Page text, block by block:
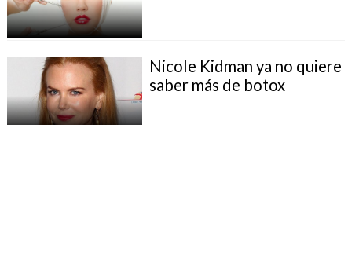
Nicole Kidman ya no quiere
saber más de botox